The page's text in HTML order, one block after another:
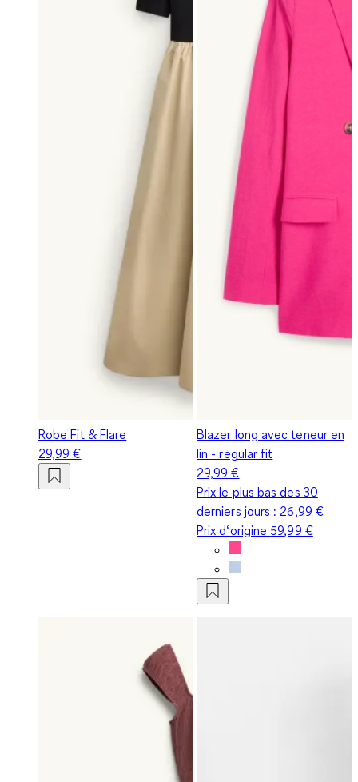
Robe Fit & Flare
29,99 €
Blazer long avec teneur en
lin - regular fit
29,99 €
Prix le plus bas des 30
derniers jours : 26,99 €
Prix d‘origine 59,99 €